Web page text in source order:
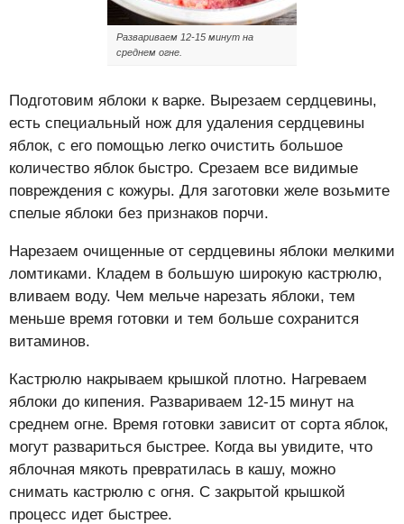
Развариваем 12-15 минут на
среднем огне.
Подготовим яблоки к варке. Вырезаем сердцевины,
есть специальный нож для удаления сердцевины
яблок, с его помощью легко очистить большое
количество яблок быстро. Срезаем все видимые
повреждения с кожуры. Для заготовки желе возьмите
спелые яблоки без признаков порчи.
Нарезаем очищенные от сердцевины яблоки мелкими
ломтиками. Кладем в большую широкую кастрюлю,
вливаем воду. Чем мельче нарезать яблоки, тем
меньше время готовки и тем больше сохранится
витаминов.
Кастрюлю накрываем крышкой плотно. Нагреваем
яблоки до кипения. Развариваем 12-15 минут на
среднем огне. Время готовки зависит от сорта яблок,
могут развариться быстрее. Когда вы увидите, что
яблочная мякоть превратилась в кашу, можно
снимать кастрюлю с огня. С закрытой крышкой
процесс идет быстрее.